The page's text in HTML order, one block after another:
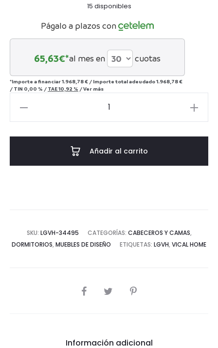
15 disponibles
Págalo a plazos con
65,63€*al mes en cuotas
*Importe a financiar1.968,78 € / Importe total adeudado1.968,78 €
/ TIN 0,00 % / TAE10,92 % /Ver más
Añadir al carrito
SKU: LGVH-34495 CATEGORÍAS: CABECEROS Y CAMAS,
DORMITORIOS, MUEBLES DE DISEÑO ETIQUETAS: LGVH, VICAL HOME
COMPARTIR
Información adicional